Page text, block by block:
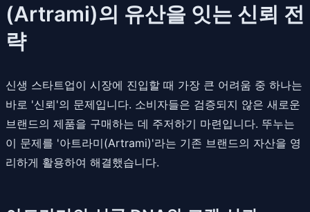
(Artrami)의 유산을 잇는 신뢰 전
략
신생 스타트업이 시장에 진입할 때 가장 큰 어려움 중 하나는
바로 '신뢰'의 문제입니다. 소비자들은 검증되지 않은 새로운
브랜드의 제품을 구매하는 데 주저하기 마련입니다. 뚜누는
이 문제를 '아트라미(Artrami)'라는 기존 브랜드의 자산을 영
리하게 활용하여 해결했습니다.